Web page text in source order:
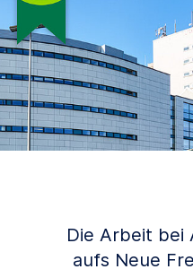
Die Arbeit bei
aufs Neue